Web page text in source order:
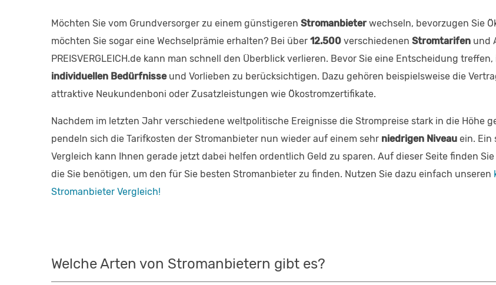
Möchten Sie vom Grundversorger zu einem günstigeren Stromanbieterwechseln, bevorzugen Sie
möchten Sie sogar eine Wechselprämie erhalten? Bei über 12.500 verschiedenen Stromtarifen und
PREISVERGLEICH.de kann man schnell den Überblick verlieren. Bevor Sie eine Entscheidung
individuellen Bedürfnisseund Vorlieben zu berücksichtigen. Dazu gehören beispielsweise die
attraktive Neukundenboni oder Zusatzleistungen wie Ökostromzertifikate.
Nachdem im letzten Jahr verschiedene weltpolitische Ereignisse die Strompreise stark in die Höhe
pendeln sich die Tarifkosten der Stromanbieter nun wieder auf einem sehr niedrigen Niveau ein. Ein
Vergleich kann Ihnen gerade jetzt dabei helfen ordentlich Geld zu sparen. Auf dieser Seite finden
die Sie benötigen, um den für Sie besten Stromanbieter zu finden. Nutzen Sie dazu einfach unseren
Stromanbieter Vergleich!
Welche Arten von Stromanbietern gibt es?